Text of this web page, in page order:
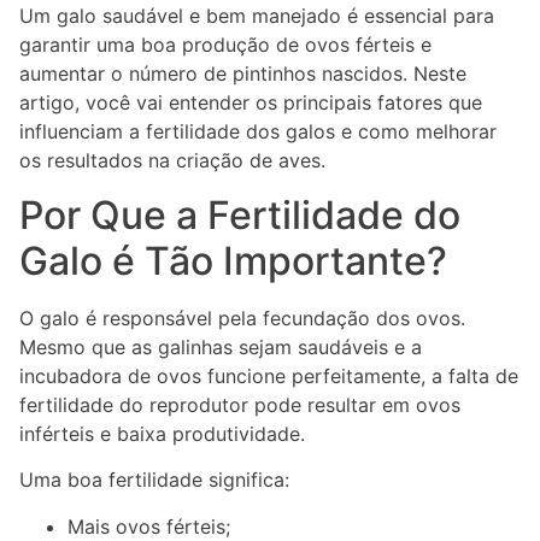
Um galo saudável e bem manejado é essencial para
garantir uma boa produção de ovos férteis e
aumentar o número de pintinhos nascidos. Neste
artigo, você vai entender os principais fatores que
influenciam a fertilidade dos galos e como melhorar
os resultados na criação de aves.
Por Que a Fertilidade do
Galo é Tão Importante?
O galo é responsável pela fecundação dos ovos.
Mesmo que as galinhas sejam saudáveis e a
incubadora de ovos funcione perfeitamente, a falta de
fertilidade do reprodutor pode resultar em ovos
inférteis e baixa produtividade.
Uma boa fertilidade significa:
Mais ovos férteis;